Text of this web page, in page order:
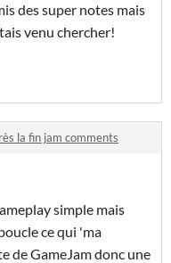
des super notes mais
venu chercher!
la fin jam comments
simple mais
ce qui 'ma
de GameJam donc une